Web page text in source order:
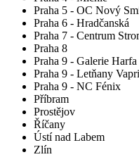
Praha 5 - OC Nový
Praha 6 - Hradčanská
Praha 7 - Centrum
Praha 8
Praha 9 - Galerie
Praha 9 - Letňany
Praha 9 - NC Fénix
Příbram
Prostějov
Říčany
Ústí nad Labem
Zlín